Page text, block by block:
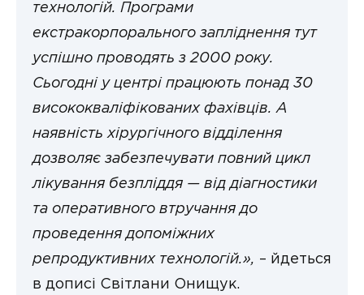
технологій. Програми
екстракорпорального запліднення тут
успішно проводять з 2000 року.
Сьогодні у центрі працюють понад 30
висококваліфікованих фахівців. А
наявність хірургічного відділення
дозволяє забезпечувати повний цикл
лікування безпліддя — від діагностики
та оперативного втручання до
проведення допоміжних
репродуктивних технологій.», – йдеться
в дописі Світлани Онищук.